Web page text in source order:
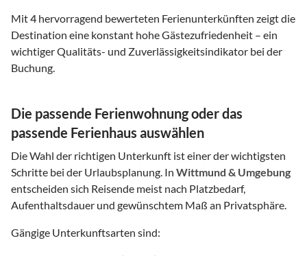
Mit4 hervorragend bewerteten Ferienunterkünften zeigt die
Destination eine konstant hohe Gästezufriedenheit – ein
wichtiger Qualitäts- und Zuverlässigkeitsindikator bei der
Buchung.
Die passende Ferienwohnung oder das
passende Ferienhaus auswählen
Die Wahl der richtigen Unterkunft ist einer der wichtigsten
Schritte bei der Urlaubsplanung. In Wittmund & Umgebung
entscheiden sich Reisende meist nach Platzbedarf,
Aufenthaltsdauer und gewünschtem Maß an Privatsphäre.
Gängige Unterkunftsarten sind: